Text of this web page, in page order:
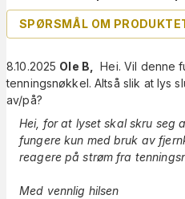
SPØRSMÅL OM
8.10.2025 Ole B
Hei. Vil denne
tenningsnøkkel. Altså slik at lys
av/på?
Hei, for at lyset skal skru seg
fungere kun med bruk av
reagere på strøm fra
Med vennlig hilsen